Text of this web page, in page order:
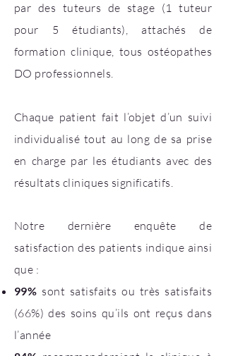
par des tuteurs de stage (1 tuteur
pour 5 étudiants), attachés de
formation clinique, tous ostéopathes
DO professionnels.
Chaque patient fait l’objet d’un suivi
individualisé tout au long de sa prise
en charge par les étudiants avec des
résultats cliniques significatifs.
Notre dernière enquête de
satisfaction des patients indique ainsi
que :
99% sont satisfaits ou très satisfaits
(66%) des soins qu’ils ont reçus dans
l’année